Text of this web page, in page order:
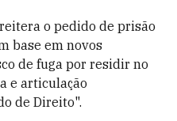
o pedido de prisão
base em novos
de fuga por residir no
e articulação
de Direito".